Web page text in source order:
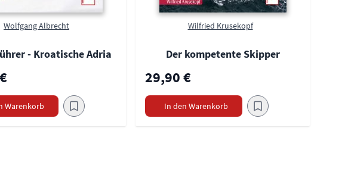
Wolfgang Albrecht
- Kroatische Adria
Warenkorb
Wilfried Krusekopf
Der kompetente Skipper
29,90 €
In den Warenkorb